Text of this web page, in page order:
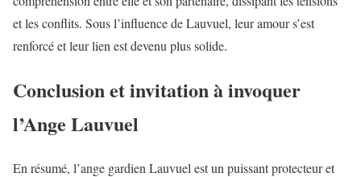
et les conflits. Sous l’influence de Lauvuel, leur amour s’est
renforcé et leur lien est devenu plus solide.
Conclusion et invitation à invoquer
l’Ange Lauvuel
En résumé, l’ange gardien Lauvuel est un puissant protecteur et